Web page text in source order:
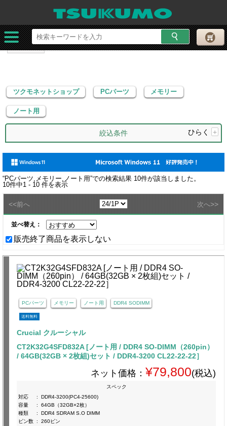
ツクモネットショップ PCパーツ
ノート用
ツクモネットショップ PCパーツ メモリー
ノート用
絞込条件 ひらく +
“PCパーツ,メモリー,ノート用”での検索結果 10件が該当しました。
10件中1 - 10 件を表示
<<前へ 次へ>>
並べ替え：
販売終了商品を表示しない
PCパーツ メモリー ノート用 DDR4 SODIMM
送料無料
Crucial クルーシャル
CT2K32G4SFD832A [ノート用 / DDR4 SO-DIMM（260pin）
/ 64GB(32GB × 2枚組)セット / DDR4-3200 CL22-22-22］
ネット価格： ¥79,800(税込)
スペック
対応
:
DDR4-3200(PC4-25600)
容量
:
64GB（32GB×2枚）
種類
:
DDR4 SDRAM S.O DIMM
ピン数 :
260ピン